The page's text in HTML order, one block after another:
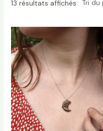
13 résultats affichés